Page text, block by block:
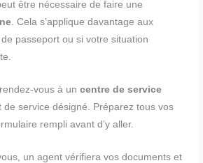
être nécessaire de faire une
. Cela s’applique davantage aux
passeport ou si votre situation
vous à uncentre de service
de service désigné. Préparez tous vos
rempli avant d’y aller.
un agent vérifiera vos documents et